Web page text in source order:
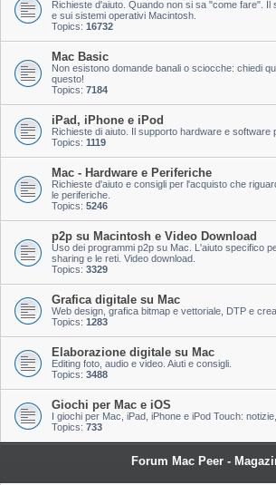
Richieste d'aiuto. Quando non si sa "come fare". Il
e sui sistemi operativi Macintosh.
Topics: 16732
Mac Basic
Non esistono domande banali o sciocche: chiedi
questo!
Topics: 7184
iPad, iPhone e iPod
Richieste di aiuto. Il supporto hardware e software
Topics: 1119
Mac - Hardware e Periferiche
Richieste d'aiuto e consigli per l'acquisto che
le periferiche.
Topics: 5246
p2p su Macintosh e Video Download
Uso dei programmi p2p su Mac. L'aiuto specifico
sharing e le reti. Video download.
Topics: 3329
Grafica digitale su Mac
Web design, grafica bitmap e vettoriale, DTP e
Topics: 1283
Elaborazione digitale su Mac
Editing foto, audio e video. Aiuti e consigli.
Topics: 3488
Giochi per Mac e iOS
I giochi per Mac, iPad, iPhone e iPod Touch:
Topics: 733
Forum Mac Peer -